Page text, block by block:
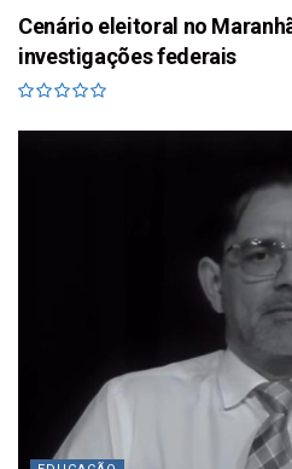
Cenário eleitoral no
investigações federais